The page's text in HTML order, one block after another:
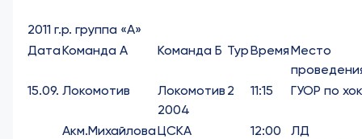
2011 г.р. группа «А»
ДатаКоманда А Команда Б ТурВремяМесто
15.09. Локомотив
Локомотив
2004
2 11:15 ГУОР по
Акм.МихайловаЦСКА 12:00
ЛД